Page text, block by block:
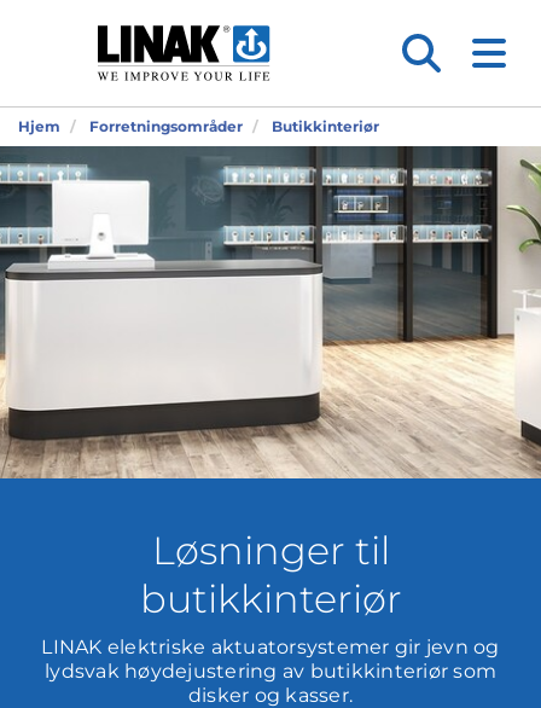
Hjem Forretningsområder Butikkinteriør
Løsninger til
butikkinteriør
LINAK elektriske aktuatorsystemer gir jevn og
lydsvak høydejustering av butikkinteriør som
disker og kasser.